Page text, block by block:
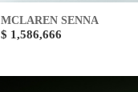
MCLAREN SENNA
$ 1,586,666